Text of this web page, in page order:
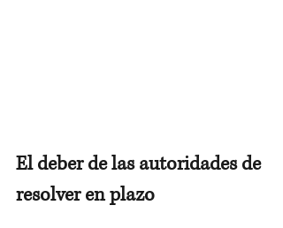
El deber de las autoridades de
resolver en plazo